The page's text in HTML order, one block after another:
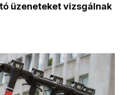
üzeneteket vizsgálnak